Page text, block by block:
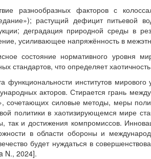
разнообразных факторов с
растущий дефицит питьевой
деградация природной среды в
усиливающее напряжённость в
состояние нормативного уровня
стандартов, что определяет
функциональности институтов
акторов. Стирается грань
сочетающих силовые методы, меры
политики в хаотизирующемся мире
так и достижения компромиссов.
в области обороны и
будет нуждаться в
N., 2024].